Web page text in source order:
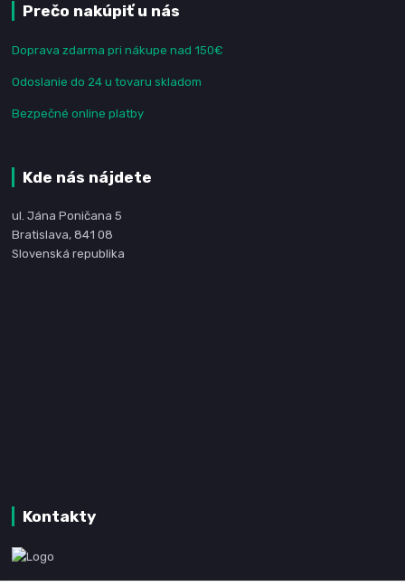
Prečo nakúpiť u nás
Doprava zdarma pri nákupe nad 150€
Odoslanie do 24 u tovaru skladom
Bezpečné online platby
Kde nás nájdete
ul. Jána Poničana 5
Bratislava, 841 08
Slovenská republika
Kontakty